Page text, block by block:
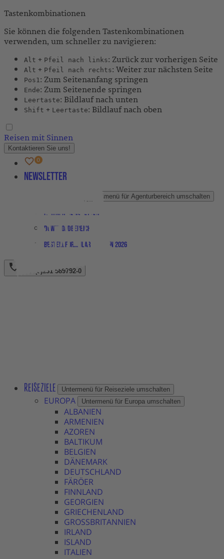
Tastenkombinationen
Sie können die folgenden Tastenkombinationen
verwenden, um schneller zu navigieren:
Alt + Pfeil nach links: Zurück zur vorherigen Seite
Alt + Pfeil nach rechts: Weiter zur nächsten Seite
Pos1: Zum Seitenanfang springen
Ende: Zum Seitenende springen
Leertaste: Bildlauf nach unten
Shift + Leertaste: Bildlauf nach oben
Reisen mit Sinnen
Kontaktieren Sie uns!
Newsletter
Untermenü für Agenturbereich umschalten
Downloadbereich
Bestellformular Magazin 2026
+49 (0)231 589792-0
REISEZIELE Untermenü für Reiseziele umschalten
EUROPA Untermenü für Europa umschalten
ALBANIEN
ARMENIEN
AZOREN
BALTIKUM
BELGIEN
DÄNEMARK
DEUTSCHLAND
FÄRÖER
FINNLAND
GEORGIEN
GRIECHENLAND
GROSSBRITANNIEN
IRLAND
ISLAND
ITALIEN